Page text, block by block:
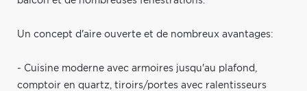
Un concept d'aire ouverte et de nombreux avantages:
- Cuisine moderne avec armoires jusqu'au plafond,
comptoir en quartz, tiroirs/portes avec ralentisseurs